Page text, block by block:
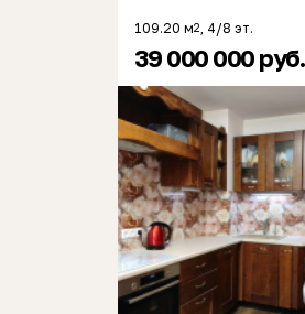
109.20 м2 , 4/8 эт.
39 000 000 руб.